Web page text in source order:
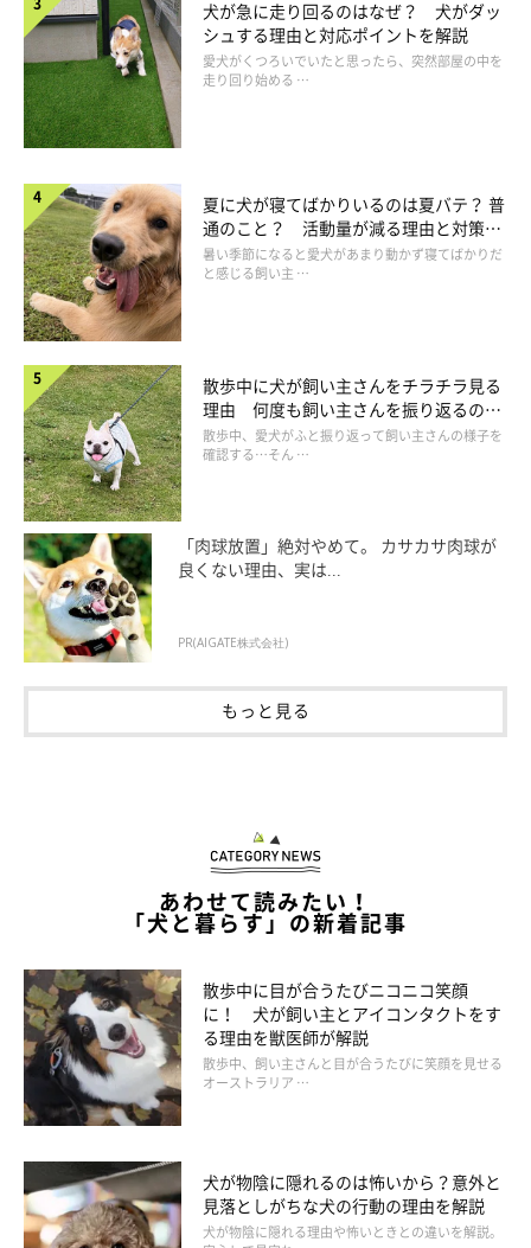
ダニやノミを予防するためには？
定期的に駆除薬（予防薬）を投与する
ダニを予防するには、
す。駆除薬には月に1回の頻度で皮膚に滴下するタイプや、1～3
カ月に1回程度を目安に使う経口タイプなど、さまざまな種類が
ありますので、飼い主さんが使いやすく、愛犬に合ったものを処
4月から11月・12月ごろまでと考えていいでしょう。ただ
しこれには地域差があり、今は通年予防も推奨されているので、
かかりつけの獣医師に相談しながら投与期間を決めるのがおすす
犬が急に走り回るのはなぜ？ 犬がダッ
シュする理由と対応ポイントを解説
愛犬がくつろいでいたと思ったら、突然部屋の中を
走り回り始める …
夏に犬が寝てばかりいるのは夏バテ？ 普
通のこと？ 活動量が減る理由と対策と
は
暑い季節になると愛犬があまり動かず寝てばかりだ
と感じる飼い主 …
散歩中に犬が飼い主さんをチラチラ見る
理由 何度も飼い主さんを振り返るのは
なぜ？
散歩中、愛犬がふと振り返って飼い主さんの様子を
確認する…そん …
「肉球放置」絶対やめて。 カサカサ肉球が
良くない理由、実は...
PR(AIGATE株式会社)
もっと見る
あわせて読みたい！
「犬と暮らす」の新着記事
散歩中に目が合うたびニコニコ笑顔
に！ 犬が飼い主とアイコンタクトをす
る理由を獣医師が解説
散歩中、飼い主さんと目が合うたびに笑顔を見せる
オーストラリア …
犬が物陰に隠れるのは怖いから？意外と
見落としがちな犬の行動の理由を解説
犬が物陰に隠れる理由や怖いときとの違いを解説。